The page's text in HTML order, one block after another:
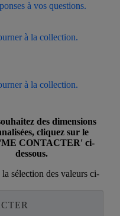
à vos questions.
à la collection.
à la collection.
des dimensions
cliquez sur le
CONTACTER' ci-
dessous.
sélection des valeurs ci-